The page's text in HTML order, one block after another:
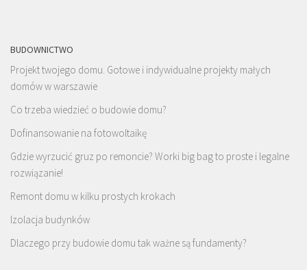
BUDOWNICTWO
Projekt twojego domu. Gotowe i indywidualne projekty małych
domów w warszawie
Co trzeba wiedzieć o budowie domu?
Dofinansowanie na fotowoltaikę
Gdzie wyrzucić gruz po remoncie? Worki big bag to proste i legalne
rozwiązanie!
Remont domu w kilku prostych krokach
Izolacja budynków
Dlaczego przy budowie domu tak ważne są fundamenty?